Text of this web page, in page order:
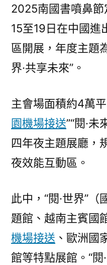
2025南國書噴鼻節
15至19日在中國進
區開展，年度主題
界·共享未來”。
主會場面積約4萬
園機場接送”“閱·未
四年夜主題展廳，
夜效能互動區。
此中，“閱·世界”
題館、越南主賓國
機場接送 、歐洲國
館等特點展館。“